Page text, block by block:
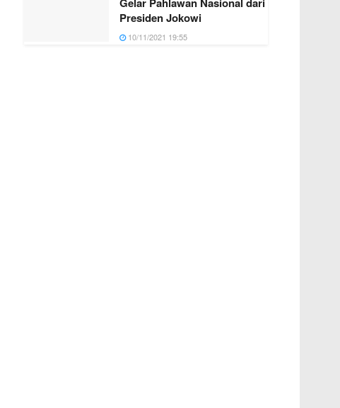
Presiden Jokowi
10/11/2021 19:55